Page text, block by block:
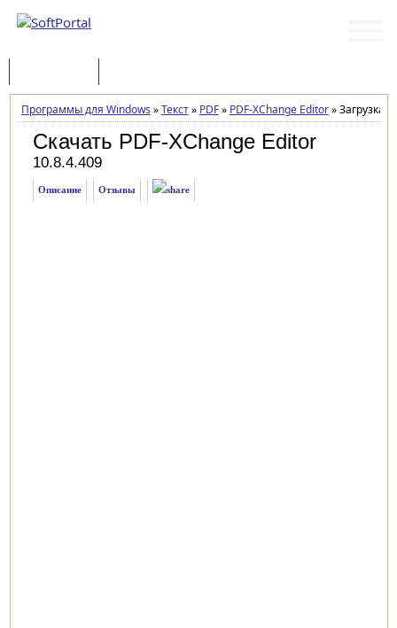
Программы для Windows »Текст» PDF» PDF-XChange Editor»Загрузка
Скачать PDF-XChange Editor
10.8.4.409
Описание Отзывы